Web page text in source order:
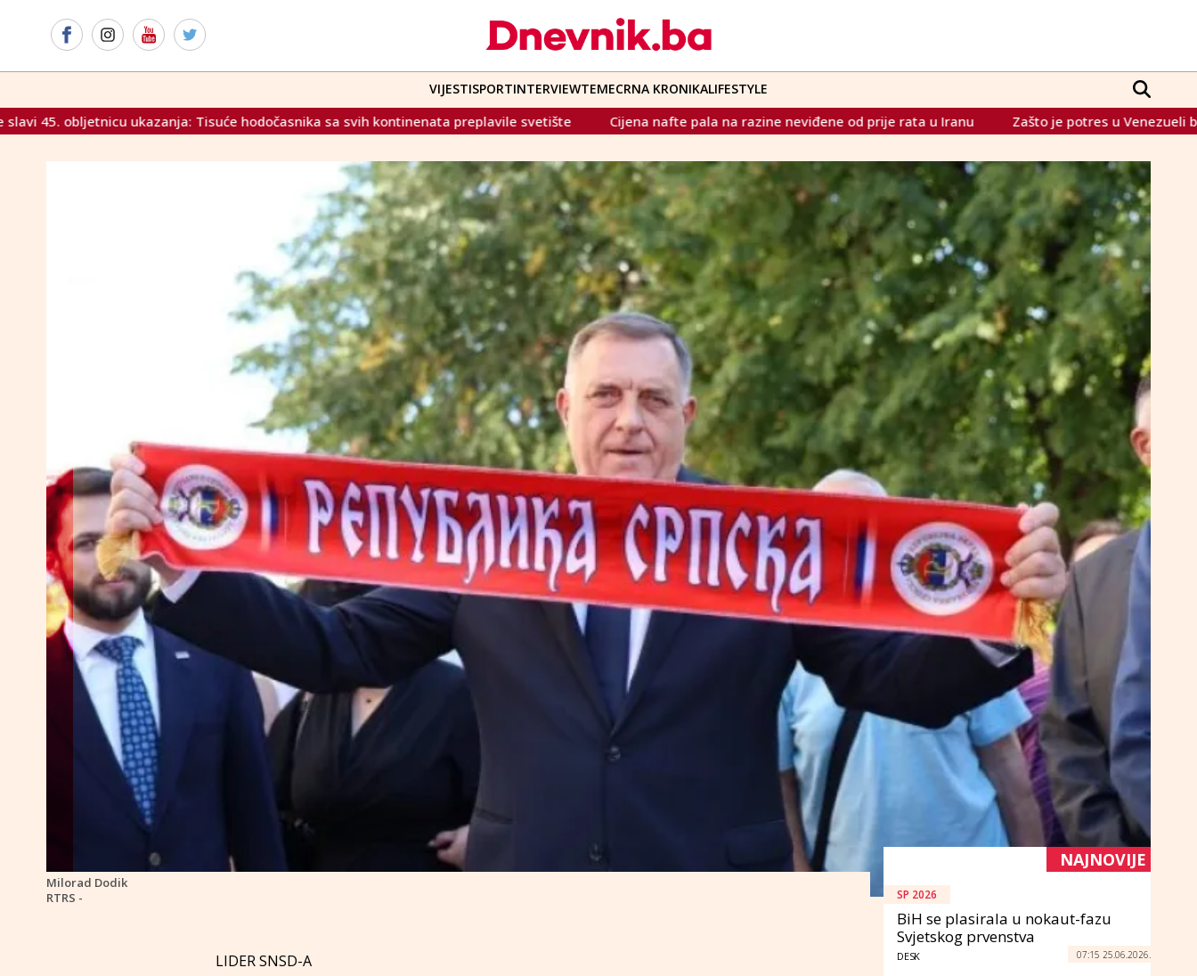
VIJESTISPORTINTERVIEWTEMECRNA KRONIKALIFESTYLE
Tisuće hodočasnika sa svih kontinenata preplavile svetište Cijena nafte pala na razine neviđene od prije rata u Iranu Zašto je potres u Venezueli bio tako razoran?
Milorad Dodik
RTRS -
LIDER SNSD-A
NAJNOVIJE
SP 2026
BiH se plasirala u nokaut-fazu
Svjetskog prvenstva
DESK 07:15 25.06.2026.